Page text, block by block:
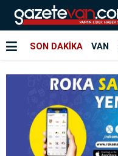
SON DAKİKA VAN